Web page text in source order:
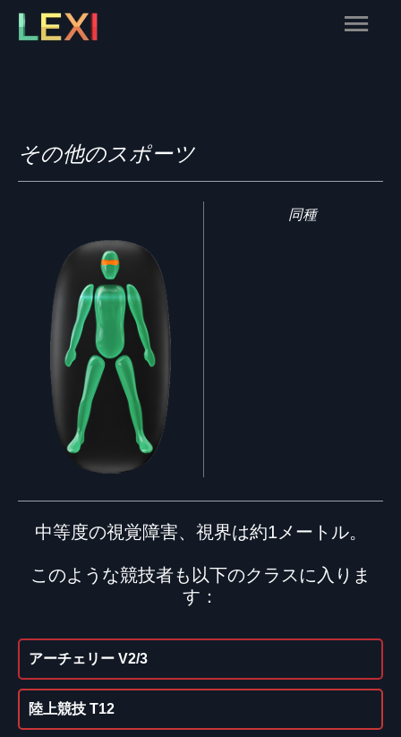
Skip
Main
その他のスポーツ
同種
中等度の視覚障害、視界は約1メートル。
このような競技者も以下のクラスに入りま
す：
アーチェリー V2/3
陸上競技 T12